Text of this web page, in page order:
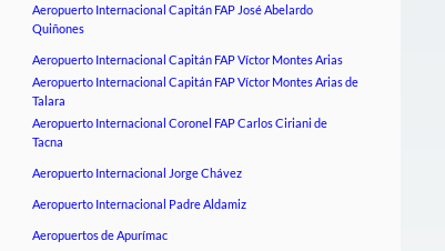
Aeropuerto Internacional Capitán FAP José Abelardo
Quiñones
Aeropuerto Internacional Capitán FAP Víctor Montes Arias
Aeropuerto Internacional Capitán FAP Víctor Montes Arias de
Talara
Aeropuerto Internacional Coronel FAP Carlos Ciriani de
Tacna
Aeropuerto Internacional Jorge Chávez
Aeropuerto Internacional Padre Aldamiz
Aeropuertos de Apurímac